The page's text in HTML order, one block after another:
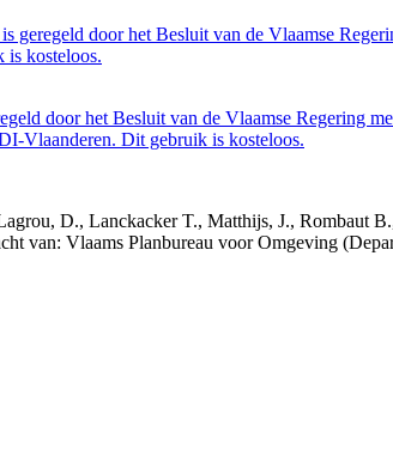
door het Besluit van de Vlaamse
is kosteloos.
door het Besluit van de Vlaamse Regering
Vlaanderen. Dit gebruik is kosteloos.
D., Lanckacker T., Matthijs, J., Rombaut
van: Vlaams Planbureau voor Omgeving